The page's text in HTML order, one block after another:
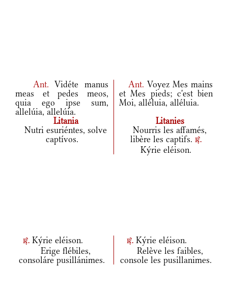
Ant.Vidéte manus
meas et pedes meos,
quia ego ipse sum,
allelúia, allelúia.
Ant. Voyez Mes mains
et Mes pieds; c'est bien
Moi, alléluia, alléluia.
Litania
Litanies
Nutri esuriéntes, solve
captívos.
Nourris les affamés,
libère les captifs. r.
Kýrie eléison.
r. Kýrie eléison. r. Kýrie eléison.
Erige flébiles,
consoláre pusillánimes.
Relève les faibles,
console les pusillanimes.